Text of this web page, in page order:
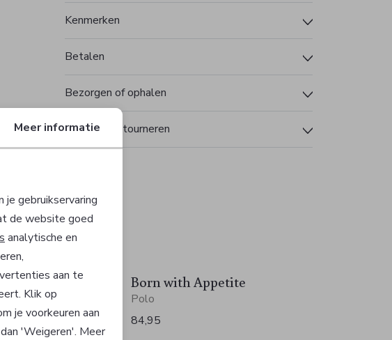
Kenmerken
Betalen
Bezorgen of ophalen
Ruilen en retourneren
Born with Appetite
Polo
84,95
cookies
Meer informatie
je gebruikservaring
de website goed
analytische en
aan te
Klik op
je voorkeuren aan
'Weigeren'. Meer